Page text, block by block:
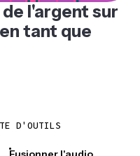
l'argent sur
tant que
D'OUTILS